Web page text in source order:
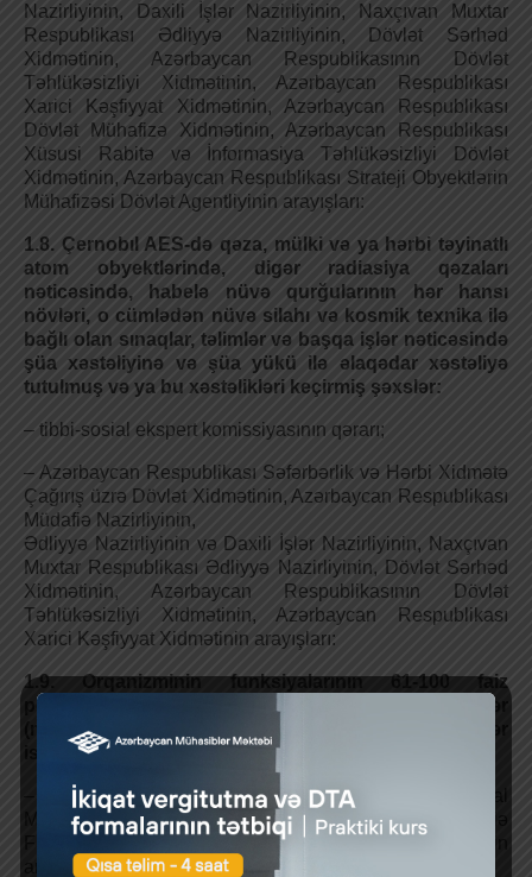
Nazirliyinin, Daxili İşlər Nazirliyinin, Naxçıvan Muxtar
Respublikası Әdliyyə Nazirliyinin, Dövlət Sərhəd
Xidmətinin, Azərbaycan Respublikasının Dövlət
Təhlükəsizliyi Xidmətinin, Azərbaycan Respublikası
Xarici Kəşfiyyat Xidmətinin, Azərbaycan Respublikası
Dövlət Mühafizə Xidmətinin, Azərbaycan Respublikası
Xüsusi Rabitə və İnformasiya Təhlükəsizliyi Dövlət
Xidmətinin, Azərbaycan Respublikası Strateji Obyektlərin
Mühafizəsi Dövlət Agentliyinin arayışları:
1.8. Çernobıl AES-də qəza, mülki və ya hərbi təyinatlı
atom obyektlərində, digər radiasiya qəzaları
nəticəsində, habelə nüvə qurğularının hər hansı
növləri, o cümlədən nüvə silahı və kosmik texnika ilə
bağlı olan sınaqlar, təlimlər və başqa işlər nəticəsində
şüa xəstəliyinə və şüa yükü ilə əlaqədar xəstəliyə
tutulmuş və ya bu xəstəlikləri keçirmiş şəxslər:
– tibbi-sosial ekspert komissiyasının qərarı;
– Azərbaycan Respublikası Səfərbərlik və Hərbi Xidmətə
Çağırış üzrə Dövlət Xidmətinin, Azərbaycan Respublikası
Müdafiə Nazirliyinin,
Әdliyyə Nazirliyinin və Daxili İşlər Nazirliyinin, Naxçıvan
Muxtar Respublikası Әdliyyə Nazirliyinin, Dövlət Sərhəd
Xidmətinin, Azərbaycan Respublikasının Dövlət
Təhlükəsizliyi Xidmətinin, Azərbaycan Respublikası
Xarici Kəşfiyyat Xidmətinin arayışları:
1.9. Orqanizminin funksiyalarının 61-100 faiz
pozulmasına görə əlilliyi müəyyən edilmiş şəxslər
(müharibə ilə əlaqədar əlilliyi müəyyən edilmiş şəxslər
istisna olmaqla), əlilliyi olan uşaqlar;
– Azərbaycan Respublikası Әmək və Әhalinin Sosial
Müdafiəsi Nazirliyinin tabeliyində Dövlət Sosial Müdafiə
Fondunun yerli qurumunun və ya “DOST” mərkəzinin